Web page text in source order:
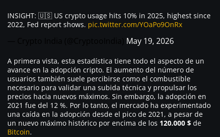
INSIGHT: 🇺🇸 US crypto usage hits 10% in 2025, highest since
2022, Fed report shows. pic.twitter.com/YOaPo9OnRx
May 19, 2026
A primera vista, esta estadística tiene todo el aspecto de un
avance en la adopción cripto. El aumento del número de
usuarios también suele percibirse como el combustible
necesario para validar una subida técnica y propulsar los
precios hacia nuevos máximos. Sin embargo, la adopción en
2021 fue del 12 %. Por lo tanto, el mercado ha experimentado
una caída en la adopción desde el pico de 2021, a pesar de
un nuevo máximo histórico por encima de los 120.000 $ de
Bitcoin.